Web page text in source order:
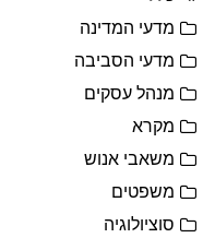
מדעי המדינה
מדעי הסביבה
מנהל עסקים
מקרא
משאבי אנוש
משפטים
סוציולוגיה